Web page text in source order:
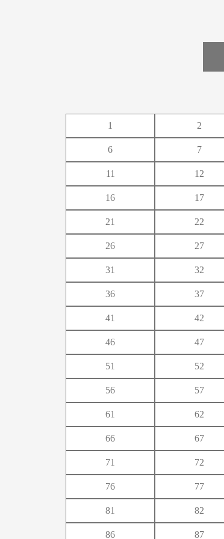
か き
さ し
た ち
な に
は ひ
ま み
1 2
6 7
11 12
16 17
21 22
26 27
31 32
36 37
41 42
46 47
51 52
56 57
61 62
66 67
71 72
76 77
81 82
86 87